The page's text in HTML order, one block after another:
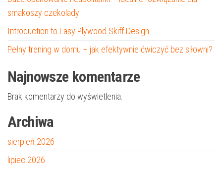
smakoszy czekolady
Introduction to Easy Plywood Skiff Design
Pełny trening w domu – jak efektywnie ćwiczyć bez siłowni?
Najnowsze komentarze
Brak komentarzy do wyświetlenia.
Archiwa
sierpień 2026
lipiec 2026